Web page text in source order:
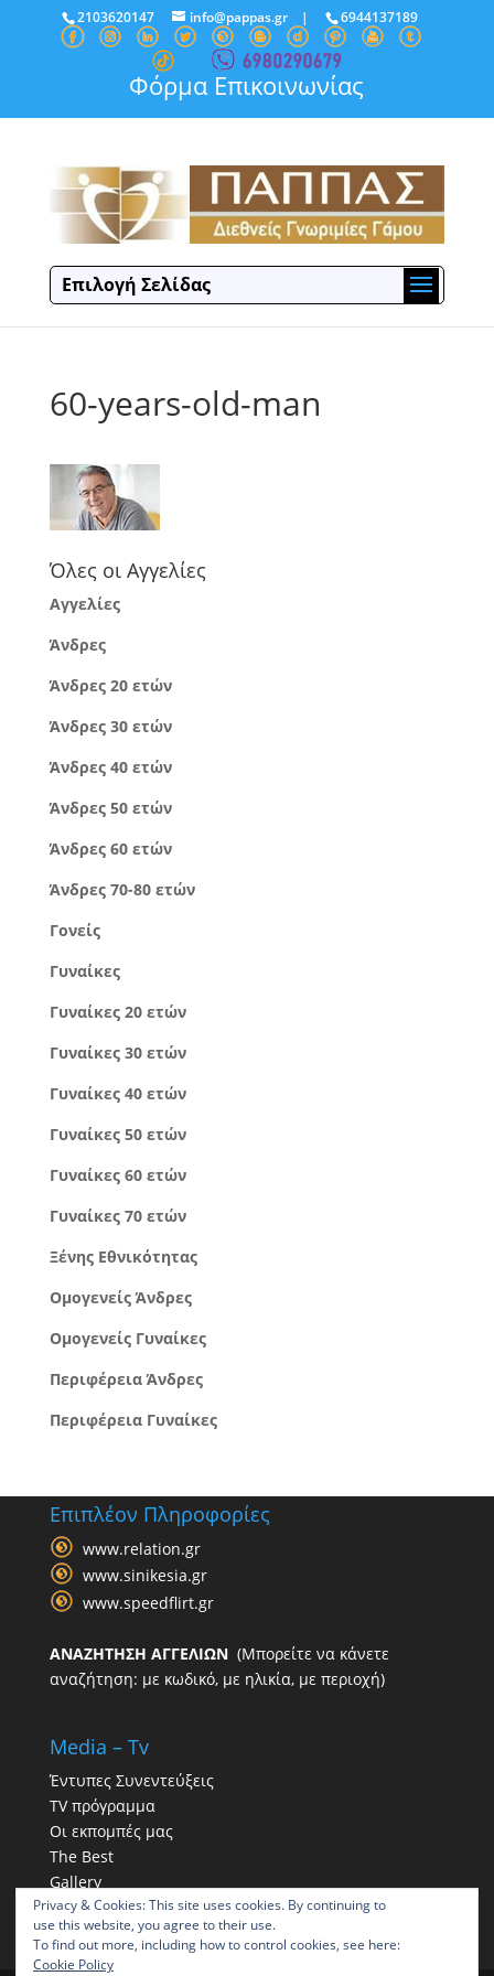
2103620147 info@pappas.gr| 6944137189
Φόρμα Επικοινωνίας
Επιλογή Σελίδας
60-years-old-man
Όλες οι Αγγελίες
Αγγελίες
Άνδρες
Άνδρες 20 ετών
Άνδρες 30 ετών
Άνδρες 40 ετών
Άνδρες 50 ετών
Άνδρες 60 ετών
Άνδρες 70-80 ετών
Γονείς
Γυναίκες
Γυναίκες 20 ετών
Γυναίκες 30 ετών
Γυναίκες 40 ετών
Γυναίκες 50 ετών
Γυναίκες 60 ετών
Γυναίκες 70 ετών
Ξένης Εθνικότητας
Ομογενείς Άνδρες
Ομογενείς Γυναίκες
Περιφέρεια Άνδρες
Περιφέρεια Γυναίκες
Επιπλέον Πληροφορίες
www.relation.gr
www.sinikesia.gr
www.speedflirt.gr
ΑΝΑΖΗΤΗΣΗ ΑΓΓΕΛΙΩΝ(Μπορείτε να κάνετε
αναζήτηση: με κωδικό, με ηλικία, με περιοχή)
Media – Tv
Έντυπες Συνεντεύξεις
TV πρόγραμμα
Οι εκπομπές μας
The Best
Gallery
Η παρουσία μας στα social
Privacy & Cookies: This site uses cookies. By continuing to
use this website, you agree to their use.
To find out more, including how to control cookies, see here:
Cookie Policy